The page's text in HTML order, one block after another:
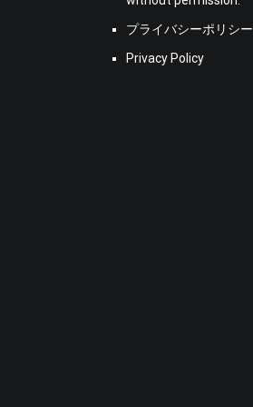
プライバシーポリシー
Privacy Policy